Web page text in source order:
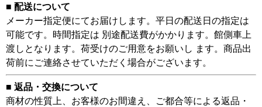
■ 配送について
メーカー指定便にてお届けします。平日の配送日の指定は
可能です。時間指定は 別途配送費がかかります。館側車上
渡しとなります。荷受けのご用意をお願いし ます。商品出
荷前にご連絡させていただく場合がございます。
■ 返品・交換について
商材の性質上、お客様のお間違え、ご都合等による返品・